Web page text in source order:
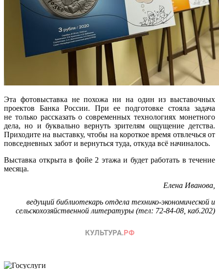
Эта фотовыставка не похожа ни на один из выставочных
проектов Банка России. При ее подготовке стояла задача
не только рассказать о современных технологиях монетного
дела, но и буквально вернуть зрителям ощущение детства.
Приходите на выставку, чтобы на короткое время отвлечься от
повседневных забот и вернуться туда, откуда всё начиналось.
Выставка открыта в фойе 2 этажа и будет работать в течение
месяца.
Елена Иванова,
ведущий библиотекарь отдела технико-экономической и
сельскохозяйственной литературы (тел: 72-84-08, каб.202)